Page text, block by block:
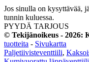
Jos sinulla on kysyttävää,
tunnin kuluessa.
PYYDÄ TARJOUS
© Tekijänoikeus - 2026:
tuotteita - Sivukartta
Paljetiivisteventtiili,